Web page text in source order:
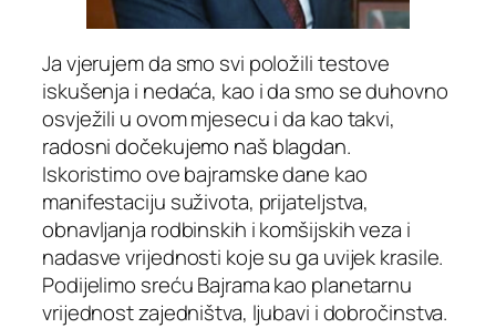
Ja vjerujem da smo svi položili testove
iskušenja i nedaća, kao i da smo se duhovno
osvježili u ovom mjesecu i da kao takvi,
radosni dočekujemo naš blagdan.
Iskoristimo ove bajramske dane kao
manifestaciju suživota, prijateljstva,
obnavljanja rodbinskih i komšijskih veza i
nadasve vrijednosti koje su ga uvijek krasile.
Podijelimo sreću Bajrama kao planetarnu
vrijednost zajedništva, ljubavi i dobročinstva.